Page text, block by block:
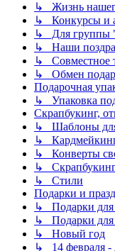
↳ Жизнь
↳ Конкурсы и
↳ Для группы
↳ Наши
↳ Совместное
↳ Обмен
Подарочная
↳ Упаковка
Скрапбукинг,
↳ Шаблоны для
↳
↳ Конверты
↳
↳ Стили
Подарки и
↳ Подарки
↳ Подарки
↳ Новый год
↳ 14 февраля -